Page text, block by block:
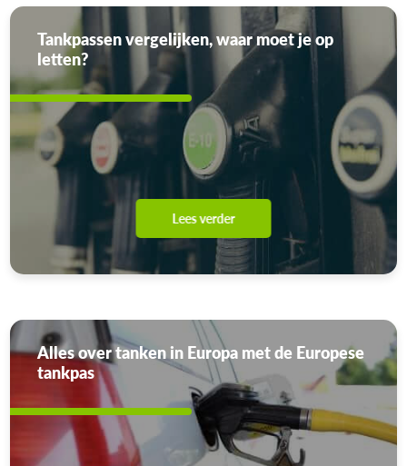
Tankpassen vergelijken, waar moet je op
letten?
Lees verder
Alles over tanken in Europa met de Europese
tankpas